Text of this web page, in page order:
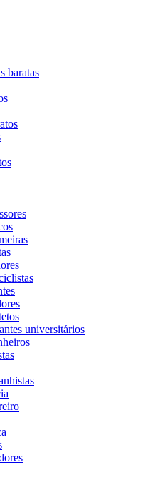
baratas
universitários